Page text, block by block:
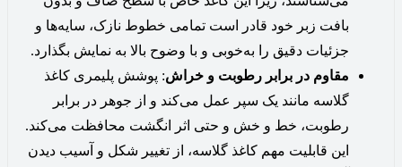
بافت زبر خود قادر است تمامی خطوط نازک، سایه‌ها و
جزئیات دقیق را به‌خوبی و با وضوح بالا به نمایش بگذارد.
مقاوم در برابر رطوبت و خراش: پوشش پلیمری کاغذ
گلاسه مانند یک سپر عمل می‌کند و از جوهر در برابر
رطوبت، خط و خش و حتی اثر انگشت محافظت می‌کند.
این قابلیت مهم کاغذ گلاسه، از تغییر شکل و آسیب دیدن